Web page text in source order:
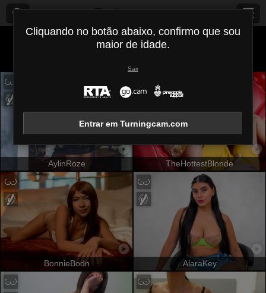
Todos (470) Francês
AylinRoze TheHottestBlonde
BonnieBodn AlaraKey
Cliquando no botão abaixo, confirmo que sou
maior de idade.
Sair
Entrar em Turningcam.com